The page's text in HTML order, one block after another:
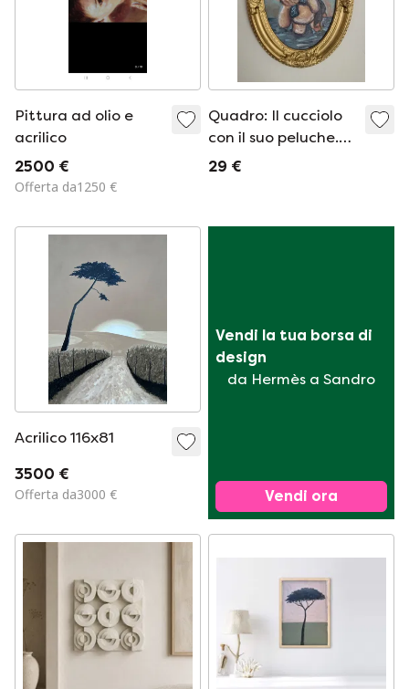
Pittura ad olio e
acrilico
2500 €
Offerta da1250 €
Quadro: Il cucciolo
con il suo peluche.
Cornice in ceramica
29 €
Acrilico 116x81
3500 €
Offerta da3000 €
Vendi la tua borsa di
design
da Hermès a Sandro
Vendi ora